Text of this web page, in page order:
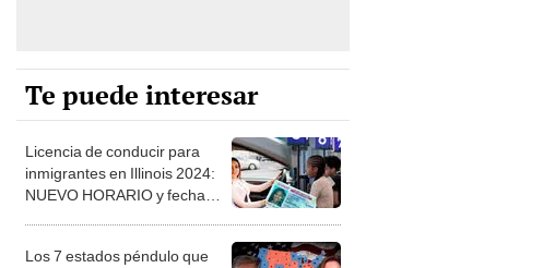
Te puede interesar
Licencia de conducir para
inmigrantes en Illinois 2024:
NUEVO HORARIO y fecha
Los 7 estados péndulo que